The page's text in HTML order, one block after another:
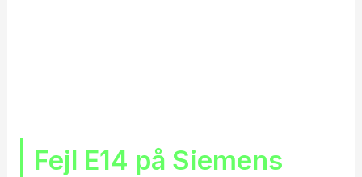
Fejl E14 på Siemens